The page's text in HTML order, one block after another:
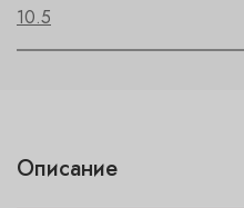
10.5
Описание